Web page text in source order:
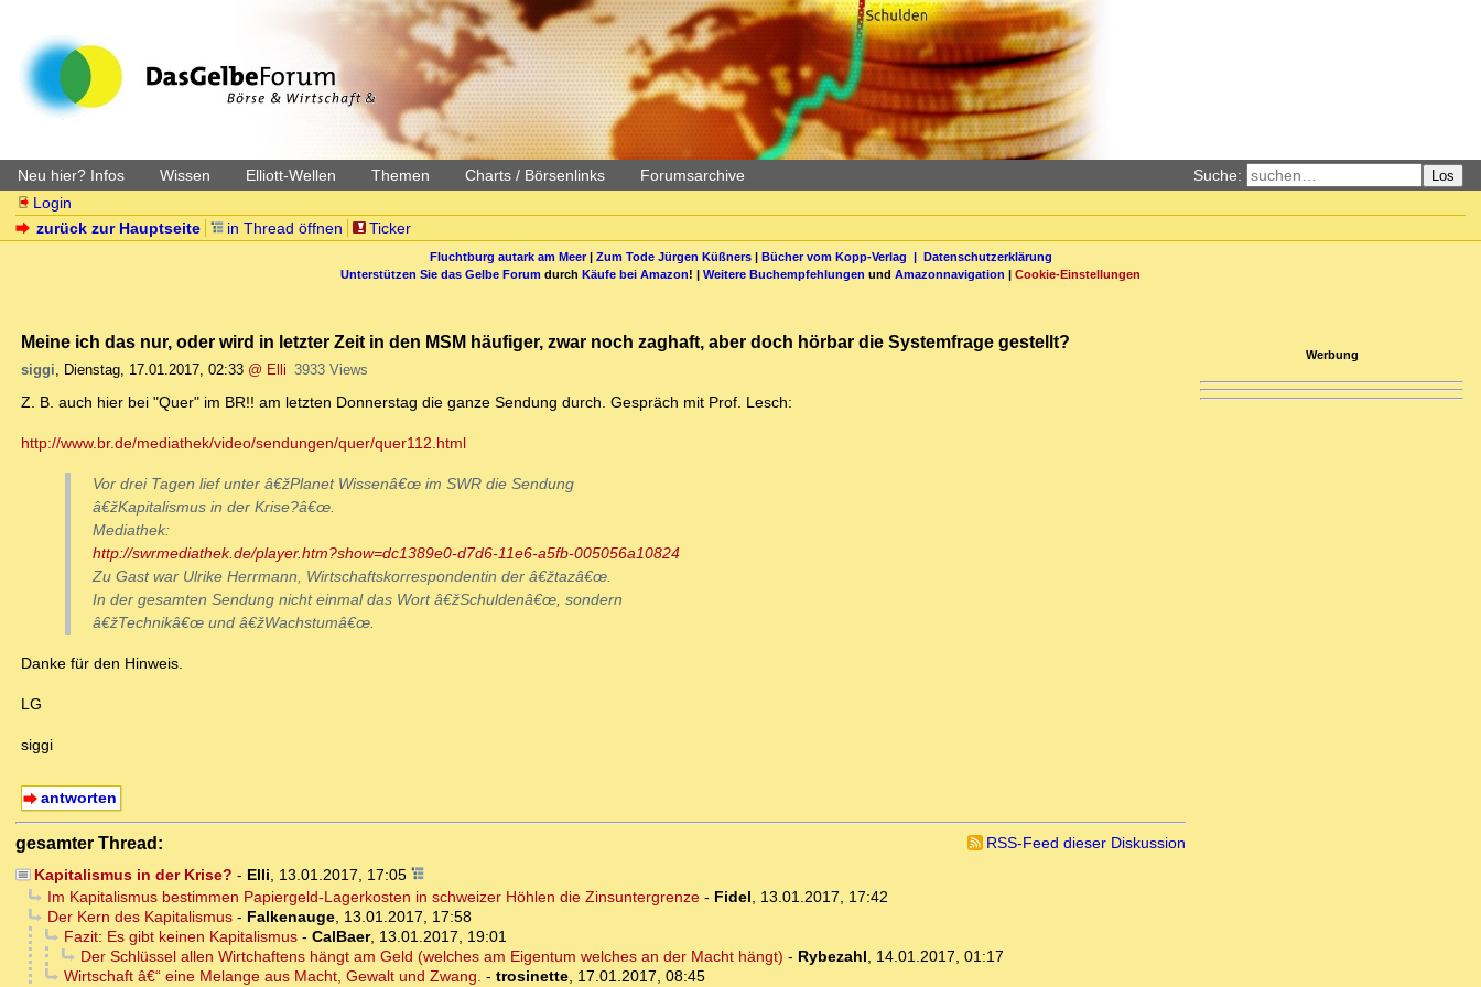
Neu hier? Infos Wissen Elliott-Wellen Themen Charts / Börsenlinks Forumsarchive Suche: Los
Login
zurück zur Hauptseite
in Thread öffnen Ticker
Fluchtburg autark am Meer| Zum Tode Jürgen Küßners| Bücher vom Kopp-Verlag | Datenschutzerklärung
Unterstützen Sie das Gelbe Forum durch Käufe bei Amazon! | Weitere Buchempfehlungen und Amazonnavigation | Cookie-Einstellungen
Meine ich das nur, oder wird in letzter Zeit in den MSM häufiger, zwar noch zaghaft, aber doch hörbar die Systemfrage gestellt?
siggi, Dienstag, 17.01.2017, 02:33 @ Elli 3933 Views
Z. B. auch hier bei "Quer" im BR!! am letzten Donnerstag die ganze Sendung durch. Gespräch mit Prof. Lesch:
http://www.br.de/mediathek/video/sendungen/quer/quer112.html
Vor drei Tagen lief unter â€žPlanet Wissenâ€œ im SWR die Sendung
â€žKapitalismus in der Krise?â€œ.
Mediathek:
http://swrmediathek.de/player.htm?show=dc1389e0-d7d6-11e6-a5fb-005056a10824
Zu Gast war Ulrike Herrmann, Wirtschaftskorrespondentin der â€žtazâ€œ.
In der gesamten Sendung nicht einmal das Wort â€žSchuldenâ€œ, sondern
â€žTechnikâ€œ und â€žWachstumâ€œ.
Danke für den Hinweis.
LG
siggi
antworten
gesamter Thread:
RSS-Feed dieser Diskussion
Kapitalismus in der Krise? - Elli, 13.01.2017, 17:05
Im Kapitalismus bestimmen Papiergeld-Lagerkosten in schweizer Höhlen die Zinsuntergrenze- Fidel, 13.01.2017, 17:42
Der Kern des Kapitalismus- Falkenauge, 13.01.2017, 17:58
Fazit: Es gibt keinen Kapitalismus- CalBaer, 13.01.2017, 19:01
Der Schlüssel allen Wirtchaftens hängt am Geld (welches am Eigentum welches an der Macht hängt) - Rybezahl, 14.01.2017, 01:17
Wirtschaft â€“ eine Melange aus Macht, Gewalt und Zwang. - trosinette, 17.01.2017, 08:45
Werbung